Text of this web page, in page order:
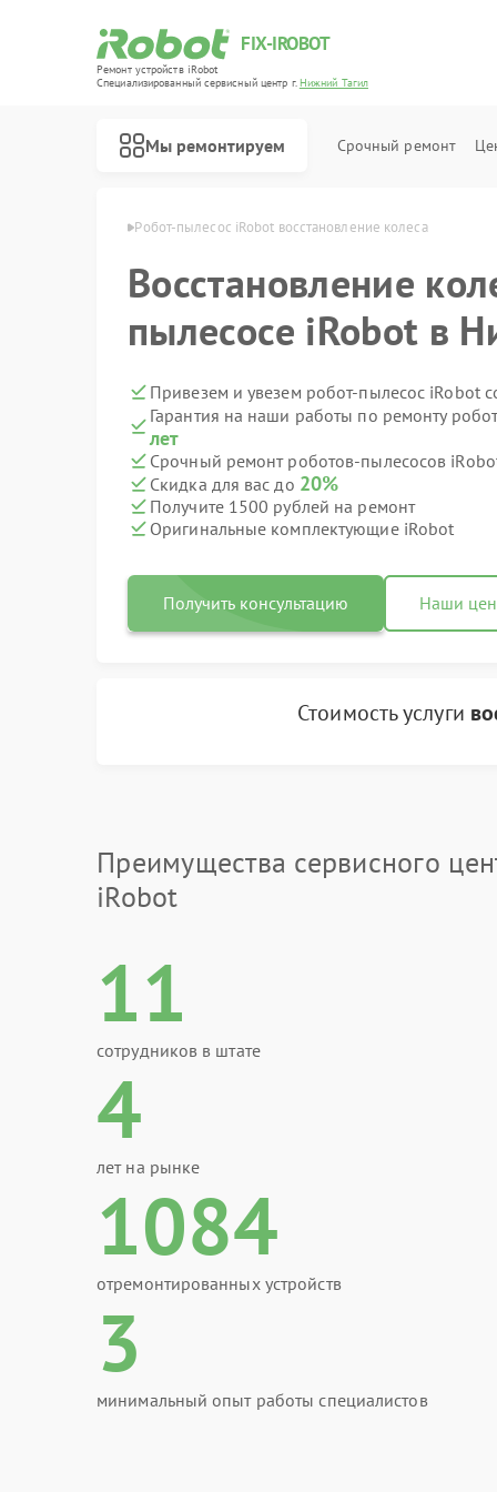
FIX-IROBOT
Ремонт устройств iRobot
Специализированный cервисный центр г.Нижний Тагил
Мы ремонтируем Срочный ремонт
в Нижнем Тагиле Робот-пылесос iRobot восстановление колеса
Восстановление
пылесосе iRobot в
Привезем и увезем робот-пылесос iRobot
Гарантия на наши работы по ремонту
лет
Срочный ремонт роботов-пылесосов
Скидка для вас до 20%
Получите 1500 рублей на ремонт
Оригинальные комплектующие iRobot
Получить консультацию Наши
Стоимость услуги
Преимущества сервисного
iRobot
11
сотрудников в штате
4
лет на рынке
1084
отремонтированных устройств
3
минимальный опыт работы специалистов